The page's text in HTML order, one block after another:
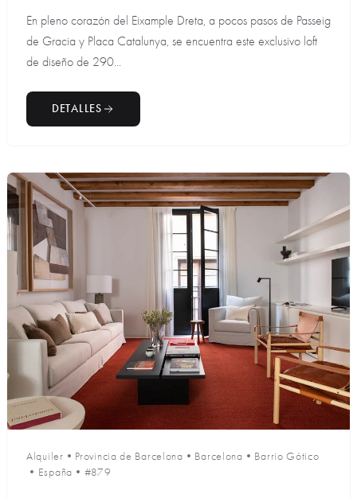
En pleno corazón del Eixample Dreta, a pocos pasos de Passeig
de Gracia y Placa Catalunya, se encuentra este exclusivo loft
de diseño de 290...
DETALLES
Alquiler • Provincia de Barcelona • Barcelona • Barrio Gótico
• España • #879